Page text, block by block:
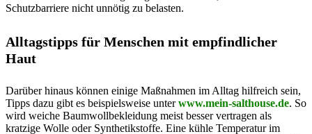
Schutzbarriere nicht unnötig zu belasten.
Alltagstipps für Menschen mit empfindlicher
Haut
Darüber hinaus können einige Maßnahmen im Alltag hilfreich sein,
Tipps dazu gibt es beispielsweise unterwww.mein-salthouse.de. So
wird weiche Baumwollbekleidung meist besser vertragen als
kratzige Wolle oder Synthetikstoffe. Eine kühle Temperatur im